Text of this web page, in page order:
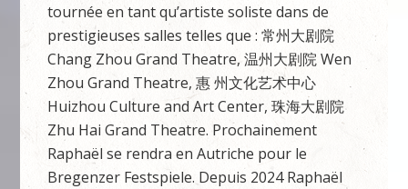
tournée en tant qu’artiste soliste dans de
prestigieuses salles telles que : 常州⼤剧院
Chang Zhou Grand Theatre, 温州⼤剧院 Wen
Zhou Grand Theatre, 惠 州⽂化艺术中⼼
Huizhou Culture and Art Center, 珠海⼤剧院
Zhu Hai Grand Theatre. Prochainement
Raphaël se rendra en Autriche pour le
Bregenzer Festspiele. Depuis 2024 Raphaël